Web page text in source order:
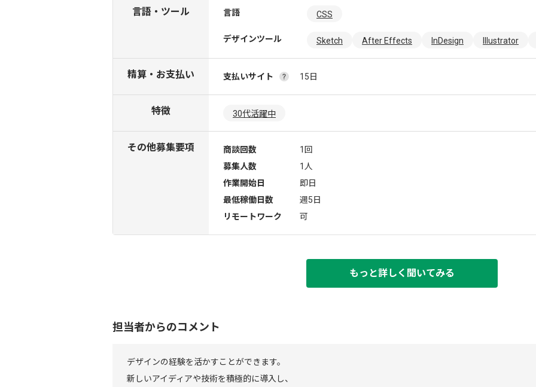
言語・ツール 言語 CSS
デザインツール Sketch After Effects InDesign Illustrator
精算・お支払い 支払いサイト 15日
特徴 30代活躍中
その他募集要項 商談回数
1回
募集人数
1人
作業開始日
即日
最低稼働日数
週5日
リモートワーク
可
もっと詳しく聞いてみる
担当者からのコメント
デザインの経験を活かすことができます。
新しいアイディアや技術を積極的に導入し、